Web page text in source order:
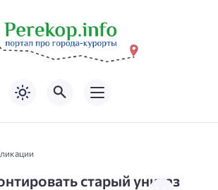
старый унитаз